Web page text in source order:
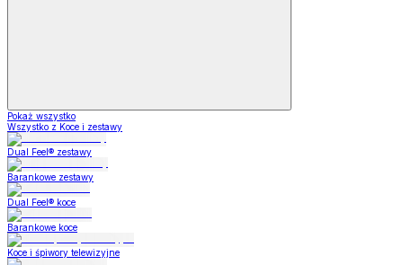
Pokaż wszystko
Wszystko z Koce i zestawy
Dual Feel® zestawy
Barankowe zestawy
Dual Feel® koce
Barankowe koce
Koce i śpiwory telewizyjne